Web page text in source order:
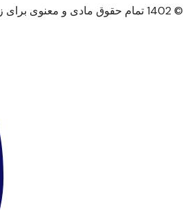
© 1402 تمام حقوق مادی و معنوی برای زماتریپ محفوظ است .